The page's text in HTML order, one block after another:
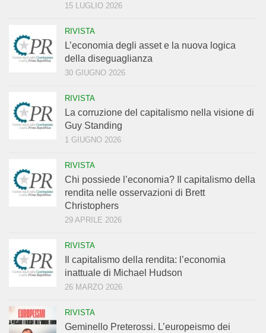
15 LUGLIO 2026
RIVISTA
L’economia degli asset e la nuova logica
della diseguaglianza
30 GIUGNO 2026
RIVISTA
La corruzione del capitalismo nella visione di
Guy Standing
1 GIUGNO 2026
RIVISTA
Chi possiede l’economia? Il capitalismo della
rendita nelle osservazioni di Brett
Christophers
29 APRILE 2026
RIVISTA
Il capitalismo della rendita: l’economia
inattuale di Michael Hudson
26 MARZO 2026
RIVISTA
Geminello Preterossi. L’europeismo dei